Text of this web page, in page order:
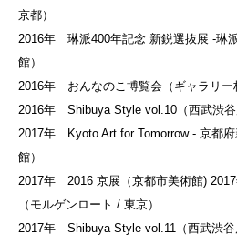
京都）
2016年 琳派400年記念 新鋭選抜展 -琳
館）
2016年 おんなのこ博覧会（ギャラリー
2016年 Shibuya Style vol.10（西武渋谷
2017年 Kyoto Art for Tomorrow - 京都
館）
2017年 2016 京展（京都市美術館)
（モルゲンロート / 東京）
2017年 Shibuya Style vol.11（西武渋谷